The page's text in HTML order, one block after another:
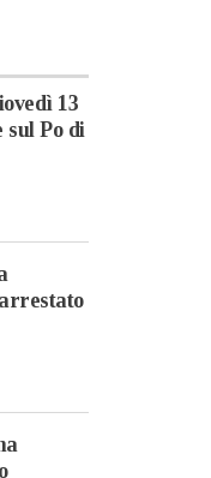
13
sul Po di